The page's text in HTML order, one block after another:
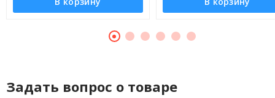
Задать вопрос о товаре